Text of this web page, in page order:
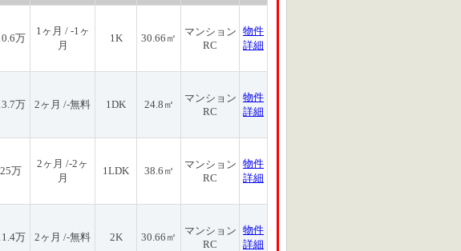
万
1ヶ月 / -1ヶ
月
1K 30.66㎡
マンション
RC
物件
詳細
万 2ヶ月 /-無料 1DK 24.8㎡
マンション
RC
物件
詳細
25万
2ヶ月 /-2ヶ
月
1LDK 38.6㎡
マンション
RC
物件
詳細
万 2ヶ月 /-無料 2K 30.66㎡
マンション
RC
物件
詳細